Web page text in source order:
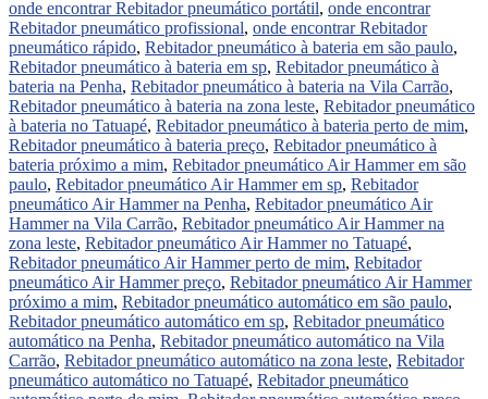
onde encontrar Rebitador pneumático portátil, onde encontrar
Rebitador pneumático profissional, onde encontrar Rebitador
pneumático rápido, Rebitador pneumático à bateria em são paulo,
Rebitador pneumático à bateria em sp, Rebitador pneumático à
bateria na Penha, Rebitador pneumático à bateria na Vila Carrão,
Rebitador pneumático à bateria na zona leste, Rebitador pneumático
à bateria no Tatuapé, Rebitador pneumático à bateria perto de mim,
Rebitador pneumático à bateria preço, Rebitador pneumático à
bateria próximo a mim, Rebitador pneumático Air Hammer em são
paulo, Rebitador pneumático Air Hammer em sp, Rebitador
pneumático Air Hammer na Penha, Rebitador pneumático Air
Hammer na Vila Carrão, Rebitador pneumático Air Hammer na
zona leste, Rebitador pneumático Air Hammer no Tatuapé,
Rebitador pneumático Air Hammer perto de mim, Rebitador
pneumático Air Hammer preço, Rebitador pneumático Air Hammer
próximo a mim, Rebitador pneumático automático em são paulo,
Rebitador pneumático automático em sp, Rebitador pneumático
automático na Penha, Rebitador pneumático automático na Vila
Carrão, Rebitador pneumático automático na zona leste, Rebitador
pneumático automático no Tatuapé, Rebitador pneumático